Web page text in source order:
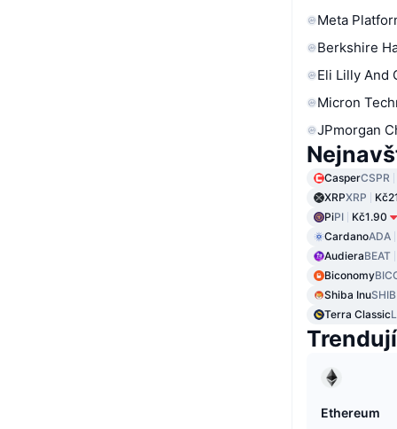
Meta
Berkshire
Eli Lilly And
Micron
JPmorgan
CasperCSPR
XRPXRP
PiPI Kč1.90
CardanoADA
AudieraBEAT
Biconomy
Shiba InuSHIB
Terra Classic
Ethereum